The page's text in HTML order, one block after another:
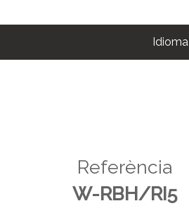
Idioma
Referència
W-RBH/RI5